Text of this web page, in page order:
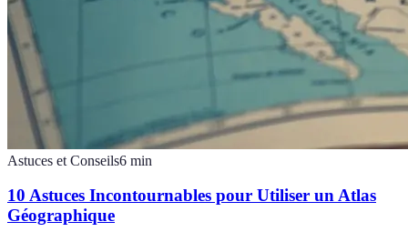
Astuces et Conseils6 min
10 Astuces Incontournables pour Utiliser un Atlas
Géographique